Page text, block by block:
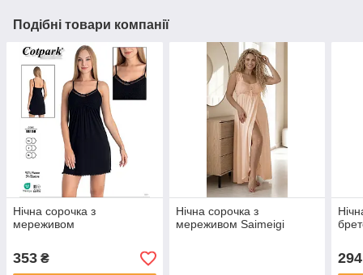
Подібні товари компанії
Нічна сорочка з
мереживом
353 ₴
Нічна сорочка з
мереживом Saimeigi
294